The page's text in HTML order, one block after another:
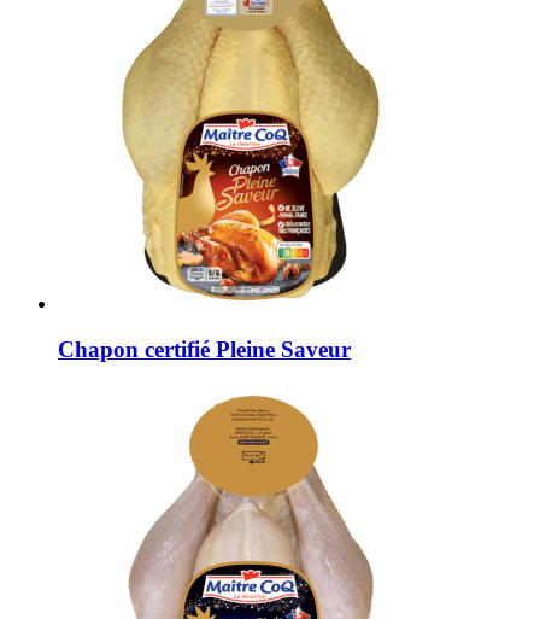
Chapon certifié Pleine Saveur